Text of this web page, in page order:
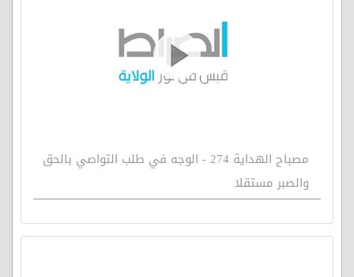
مصباح الهداية 274 - الوجه في طلب التواصي بالحق
والصبر مستقلا